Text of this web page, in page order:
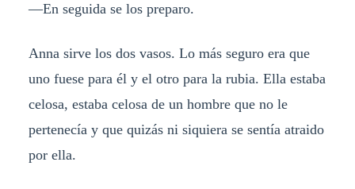
—En seguida se los preparo.
Anna sirve los dos vasos. Lo más seguro era que
uno fuese para él y el otro para la rubia. Ella estaba
celosa, estaba celosa de un hombre que no le
pertenecía y que quizás ni siquiera se sentía atraido
por ella.